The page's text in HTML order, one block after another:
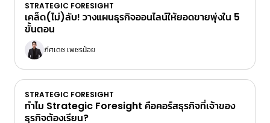
STRATEGIC FORESIGHT
เคล็ด(ไม่)ลับ! วางแผนธุรกิจออนไลน์ให้ยอดขายพุ่งใน 5
ขั้นตอน
ภีศเดช เพชรน้อย
STRATEGIC FORESIGHT
ทำไม Strategic Foresight คือคอร์สธุรกิจที่เจ้าของ
ธุรกิจต้องเรียน?